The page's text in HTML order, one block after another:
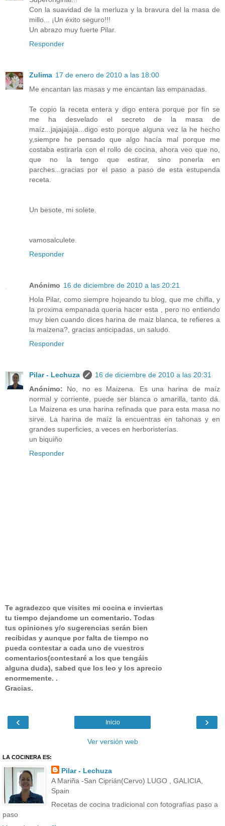
Con la suavidad de la merluza y la bravura del la masa de
millo... ¡Un éxito seguro!!!
Un abrazo muy fuerte Pilar.
Responder
Zulima 17 de enero de 2010 a las 18:00
Me encantan las masas y me encantan las empanadas.
Te copio la receta entera y digo entera porque por fín se
me ha desvelado el secreto de la masa de
maíz...jajajajaja...digo esto porque alguna vez la he hecho
y,siempre he pensado que algo hacía mal porque me
costaba estirarla con el rollo de cocina, ahora veo que no,
que no la tengo que estirar, sino ponerla en
parches...gracias por el paso a paso de esta estupenda
receta.
Un besote, mi solete.
vamosalculete.
Responder
Anónimo 16 de diciembre de 2010 a las 20:21
Hola Pilar, como siempre hojeando tu blog, que me chifla, y
la proxima empanada queria hacer esta , pero no entiendo
muy bien cuando dices harina de maiz blanca, te refieres a
la maizena?, gracias anticipadas, un saludo.
Responder
Pilar - Lechuza
16 de diciembre de 2010 a las 20:31
Anónimo: No, no es Maizena. Es una harina de maíz
normal y corriente, puede ser blanca o amarilla, tanto dá.
La Maizena es una harina refinada que para esta masa no
sirve. La harina de maíz la encuentras en tahonas y en
grandes superficies, a veces en herboristerías.
un biquiño
Responder
Te agradezco que visites mi cocina e inviertas
tu tiempo dejandome un comentario. Todas
tus opiniones y/o sugerencias serán bien
recibidas y aunque por falta de tiempo no
pueda contestar a cada uno de vuestros
comentarios(contestaré a los que tengáis
alguna duda), sabed que los leo y los aprecio
enormemente. .
Gracias.
‹ ›
Inicio
Ver versión web
LA COCINERA ES:
Pilar - Lechuza
A Mariña -San Ciprián(Cervo) LUGO , GALICIA,
Spain
Recetas de cocina tradicional con fotografías paso a
paso